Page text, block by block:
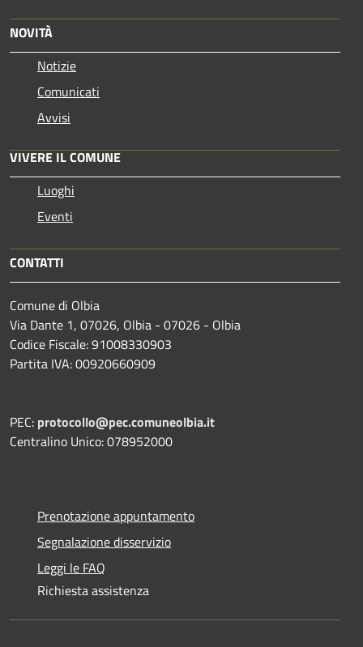
NOVITÀ
Notizie
Comunicati
Avvisi
VIVERE IL COMUNE
Luoghi
Eventi
CONTATTI
Comune di Olbia
Via Dante 1, 07026, Olbia - 07026 - Olbia
Codice Fiscale: 91008330903
Partita IVA: 00920660909
PEC: protocollo@pec.comuneolbia.it
Centralino Unico: 078952000
Prenotazione appuntamento
Segnalazione disservizio
Leggi le FAQ
Richiesta assistenza